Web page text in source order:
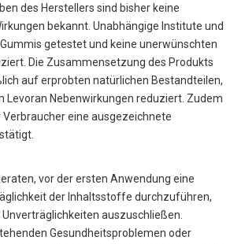
des Herstellers sind bisher keine
bekannt. Unabhängige Institute und
getestet und keine unerwünschten
Die Zusammensetzung des Produkts
auf erprobten natürlichen Bestandteilen,
Levoran Nebenwirkungen reduziert. Zudem
eine ausgezeichnete
vor der ersten Anwendung eine
der Inhaltsstoffe durchzuführen,
auszuschließen.
Gesundheitsproblemen oder